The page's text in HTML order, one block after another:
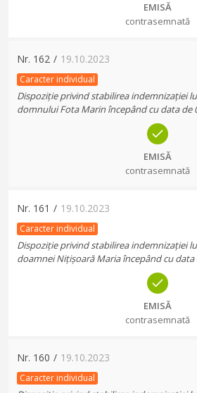
EMISĂ
contrasemnată
Nr. 162 / 19.10.2023
Caracter individual
Dispoziție privind stabilirea indemnizației
domnului Fota Marin începând cu data de
EMISĂ
contrasemnată
Nr. 161 / 19.10.2023
Caracter individual
Dispoziție privind stabilirea indemnizației
doamnei Nițișoară Maria începând cu data
EMISĂ
contrasemnată
Nr. 160 / 19.10.2023
Caracter individual